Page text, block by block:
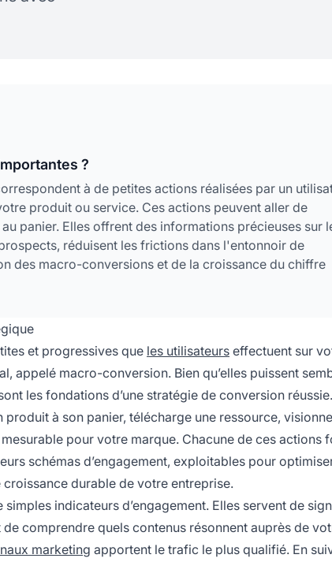
?
à de petites actions réalisées par un
produit ou service. Ces actions peuvent aller de
panier. Elles offrent des informations précieuses sur
réduisent les frictions dans l'entonnoir de
des macro-conversions et de la croissance du chiffre
et progressives que les utilisateurs effectuent sur
appelé macro-conversion. Bien qu’elles puissent
les fondations d’une stratégie de conversion réussie.
produit à son panier, télécharge une ressource,
pour votre marque. Chacune de ces actions
schémas d’engagement, exploitables pour
durable de votre entreprise.
indicateurs d’engagement. Elles servent de
comprendre quels contenus résonnent auprès de
marketing apportent le trafic le plus qualifié. En